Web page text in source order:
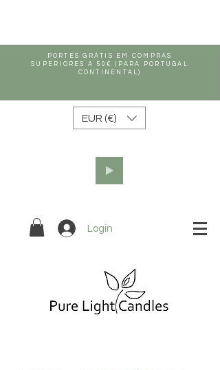
PORTES GRÁTIS EM COMPRAS
SUPERIORES A 50€ (PARA PORTUGAL
CONTINENTAL)
EUR (€)
Login